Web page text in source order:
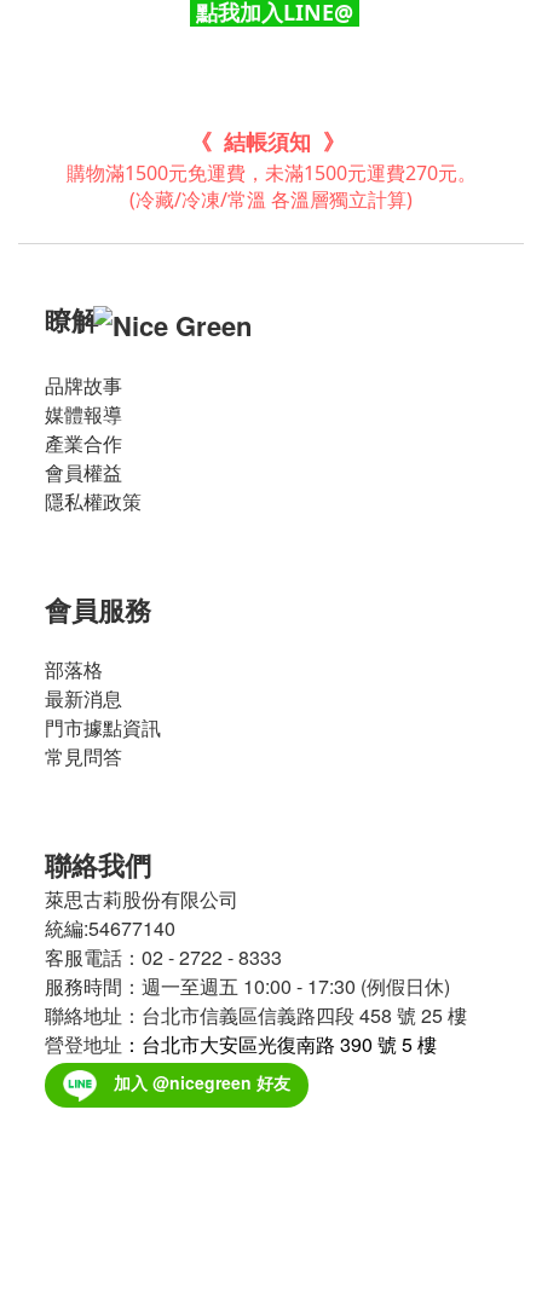
點我加入LINE@
《 結帳須知 》
購物滿1500元免運費，未滿1500元運費270元。
(冷藏/冷凍/常溫 各溫層獨立計算)
瞭解
品牌故事
媒體報導
產業合作
會員權益
隱私權政策
會員服務
部落格
最新消息
門市據點資訊
常見問答
聯絡我們
萊思古莉股份有限公司
統編:54677140
客服電話：02 - 2722 - 8333
服務時間：週一至週五 10:00 - 17:30 (例假日休)
聯絡地址：台北市信義區信義路四段 458 號 25 樓
營登地址 ：台北市大安區光復南路 390 號 5 樓
加入 @nicegreen 好友